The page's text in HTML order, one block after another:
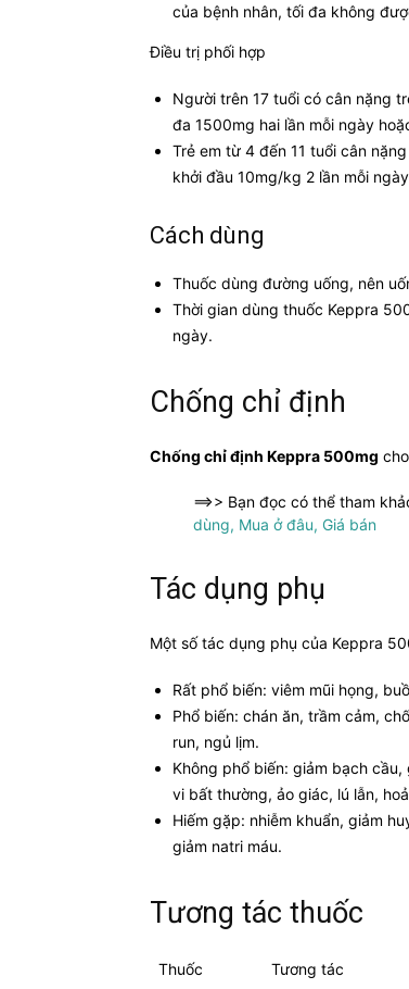
của bệnh nhân, tối đa không
Điều trị phối hợp
Người trên 17 tuổi có cân nặng
đa 1500mg hai lần mỗi ngày
Trẻ em từ 4 đến 11 tuổi cân
khởi đầu 10mg/kg 2 lần mỗi
Cách dùng
Thuốc dùng đường uống, nên
Thời gian dùng thuốc Keppra
ngày.
Chống chỉ định
Chống chỉ định Keppra 500mg
==>> Bạn đọc có thể tham
dùng, Mua ở đâu, Giá bán
Tác dụng phụ
Một số tác dụng phụ của Keppra
Rất phổ biến: viêm mũi họng,
Phổ biến: chán ăn, trầm cảm,
run, ngủ lịm.
Không phổ biến: giảm bạch
vi bất thường, ảo giác, lú lẫn,
Hiếm gặp: nhiễm khuẩn, giảm
giảm natri máu.
Tương tác thuốc
Thuốc
Tương tác